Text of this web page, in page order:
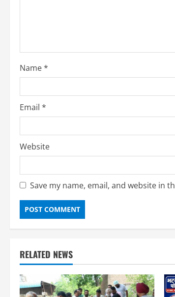
i
n
g
Name*
Email *
Website
Save my name, email, and website in
RELATED NEWS